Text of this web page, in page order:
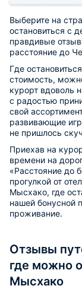
Выберите на
остановиться с
правдивые
расстояние до
Где
стоимость,
курорт вдоволь
с радостью
свой
развивающие
не пришлось
Приехав на
времени на
«Расстояние до
прогулкой от
Мысхако, где
нашей бонусной
проживание.
Отзывы
где можно
Мысхако